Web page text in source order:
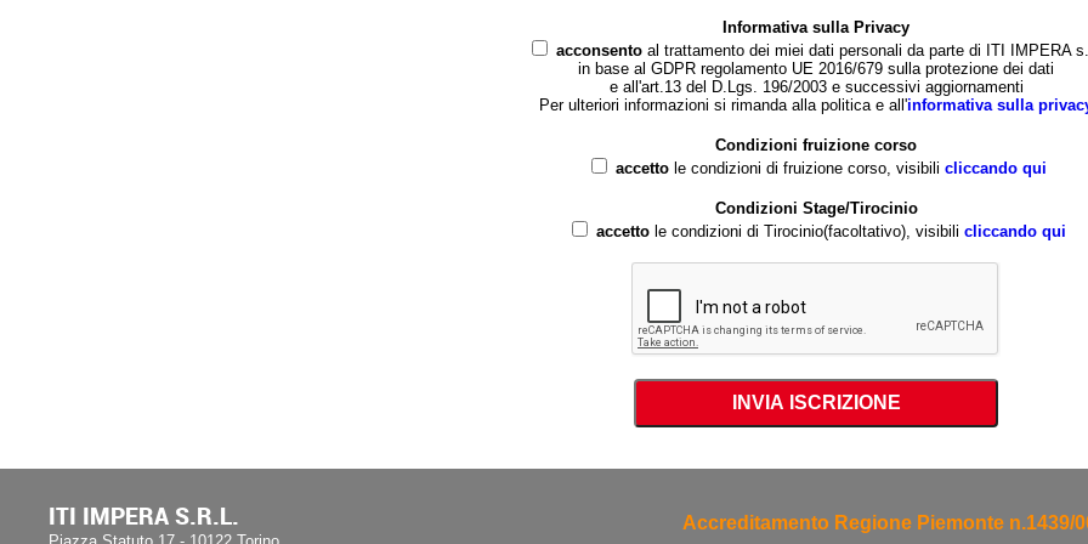
Informativa sulla Privacy
acconsentoal trattamento dei miei dati personali da parte di ITI IMPERA
in base al GDPR regolamento UE 2016/679 sulla protezione dei dati
e all'art.13 del D.Lgs. 196/2003 e successivi aggiornamenti
Per ulteriori informazioni si rimanda alla politica e all'informativa sulla
Condizioni fruizione corso
accettole condizioni di fruizione corso, visibili cliccando qui
Condizioni Stage/Tirocinio
accettole condizioni di Tirocinio(facoltativo), visibili cliccando qui
ITI IMPERA S.R.L. Accreditamento Regione Piemonte n.1439/